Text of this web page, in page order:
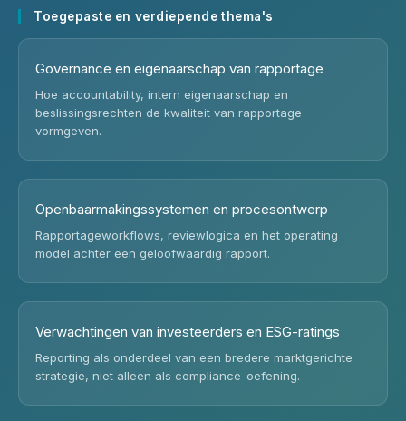
Toegepaste en verdiepende thema's
Governance en eigenaarschap van rapportage
Hoe accountability, intern eigenaarschap en
beslissingsrechten de kwaliteit van rapportage
vormgeven.
Openbaarmakingssystemen en procesontwerp
Rapportageworkflows, reviewlogica en het operating
model achter een geloofwaardig rapport.
Verwachtingen van investeerders en ESG-ratings
Reporting als onderdeel van een bredere marktgerichte
strategie, niet alleen als compliance-oefening.